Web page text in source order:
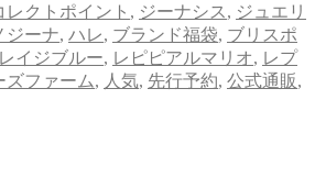
レクトポイント , ジーナシス , ジュエリ
ジーナ, ハレ, ブランド福袋, ブリスポ
レイジブルー, レピピアルマリオ, レプ
ズファーム, 人気, 先行予約, 公式通販,